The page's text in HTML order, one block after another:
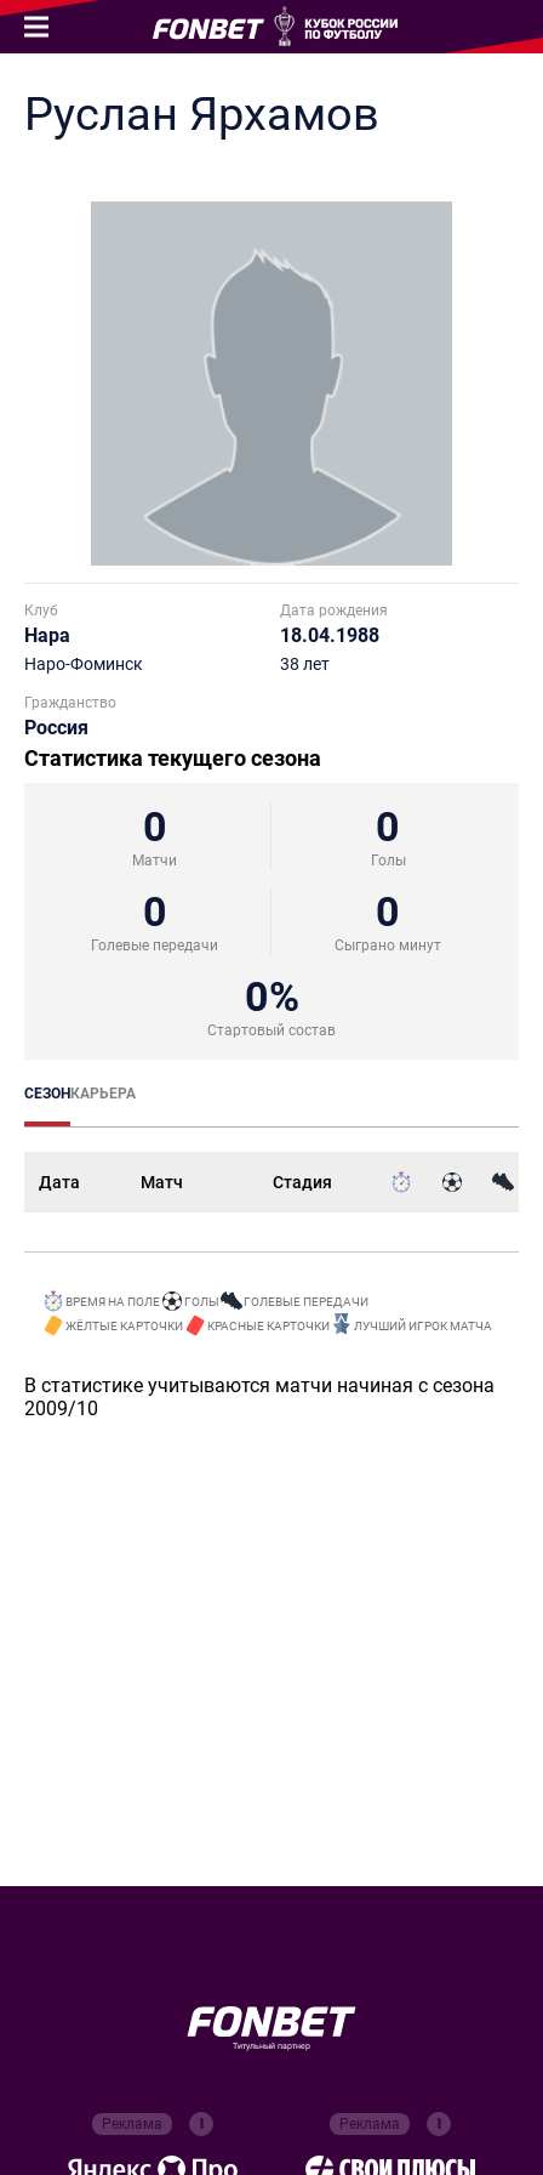
Руслан Ярхамов
Клуб
Нара
Наро-Фоминск
Дата рождения
18.04.1988
38 лет
Гражданство
Россия
Статистика текущего сезона
0
Матчи
0
Голы
0
Голевые передачи
0
Сыграно минут
0%
Стартовый состав
СЕЗОНКАРЬЕРА
Дата Матч Стадия
ВРЕМЯ НА ПОЛЕ ГОЛЫ
ГОЛЕВЫЕ ПЕРЕДАЧИ
ЖЁЛТЫЕ КАРТОЧКИ
КРАСНЫЕ КАРТОЧКИ ЛУЧШИЙ ИГРОК МАТЧА
В статистике учитываются матчи начиная с сезона
2009/10
Титульный партнер
Реклама Реклама